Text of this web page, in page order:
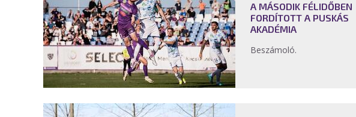
A MÁSODIK FÉLIDŐBEN
FORDÍTOTT A PUSKÁS
AKADÉMIA
Beszámoló.